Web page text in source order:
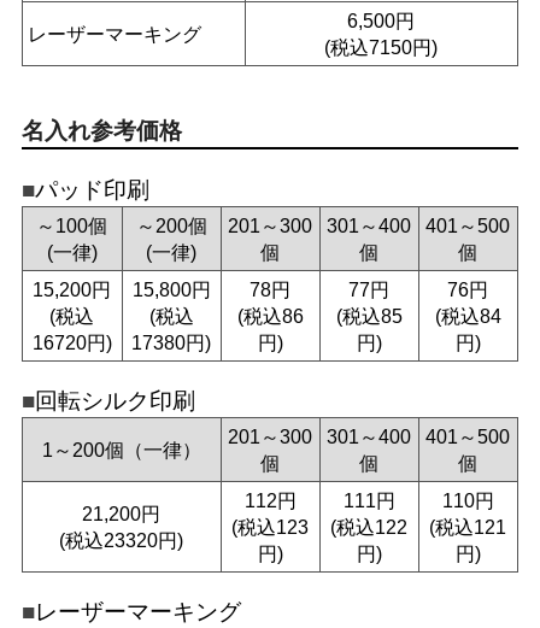
レーザーマーキング
6,500円
(税込7150円)
名入れ参考価格
パッド印刷
～100個
(一律)
～200個
(一律)
201～300
個
301～400
個
401～500
個
15,200円
(税込
16720円)
15,800円
(税込
17380円)
78円
(税込86
円)
77円
(税込85
円)
76円
(税込84
円)
回転シルク印刷
1～200個（一律）
201～300
個
301～400
個
401～500
個
21,200円
(税込23320円)
112円
(税込123
円)
111円
(税込122
円)
110円
(税込121
円)
レーザーマーキング